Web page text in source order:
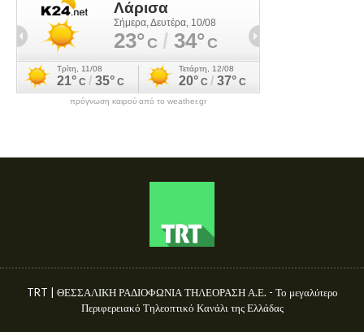
πρόγνωση καιρού από το weather.gr
TRT | ΘΕΣΣΑΛΙΚΗ ΡΑΔΙΟΦΩΝΙΑ ΤΗΛΕΟΡΑΣΗ Α.Ε. - Το μεγαλύτερο
Περιφερειακό Τηλεοπτικό Κανάλι της Ελλάδας